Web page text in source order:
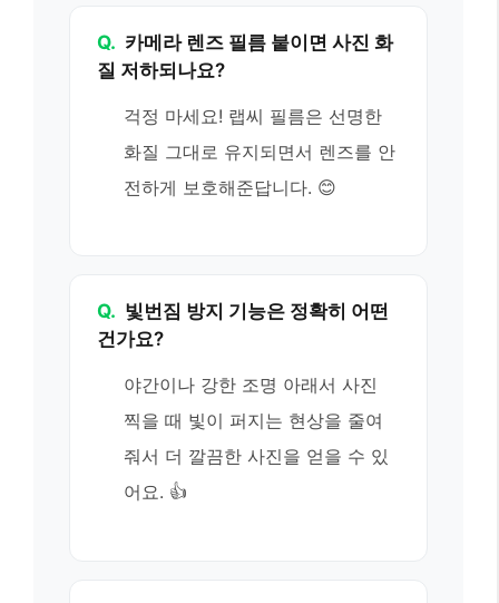
Q. 카메라 렌즈 필름 붙이면 사진 화
질 저하되나요?
걱정 마세요! 랩씨 필름은 선명한
화질 그대로 유지되면서 렌즈를 안
전하게 보호해준답니다. 😊
Q. 빛번짐 방지 기능은 정확히 어떤
건가요?
야간이나 강한 조명 아래서 사진
찍을 때 빛이 퍼지는 현상을 줄여
줘서 더 깔끔한 사진을 얻을 수 있
어요. 👍